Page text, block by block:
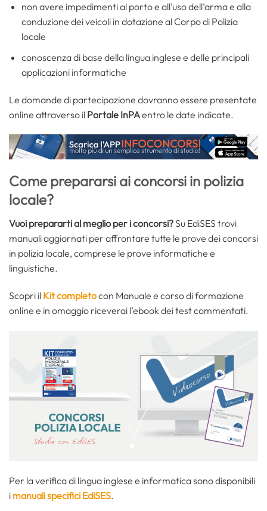
non avere impedimenti al porto e all’uso dell’arma e alla
conduzione dei veicoli in dotazione al Corpo di Polizia
locale
conoscenza di base della lingua inglese e delle principali
applicazioni informatiche
Le domande di partecipazione dovranno essere presentate
online attraverso il Portale InPAentro le date indicate.
Come prepararsi ai concorsi in polizia
locale?
Vuoi prepararti al meglio per i concorsi?Su EdiSES trovi
manuali aggiornati per affrontare tutte le prove dei concorsi
in polizia locale, comprese le prove informatiche e
linguistiche.
Scopri il Kit completocon Manuale e corso di formazione
online e in omaggio riceverai l’ebook dei test commentati.
Per la verifica di lingua inglese e informatica sono disponibili
i manuali specifici EdiSES.